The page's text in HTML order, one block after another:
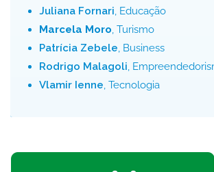
Juliana Fornari, Educação
Marcela Moro, Turismo
Patrícia Zebele, Business
Rodrigo Malagoli,
Vlamir Ienne, Tecnologia